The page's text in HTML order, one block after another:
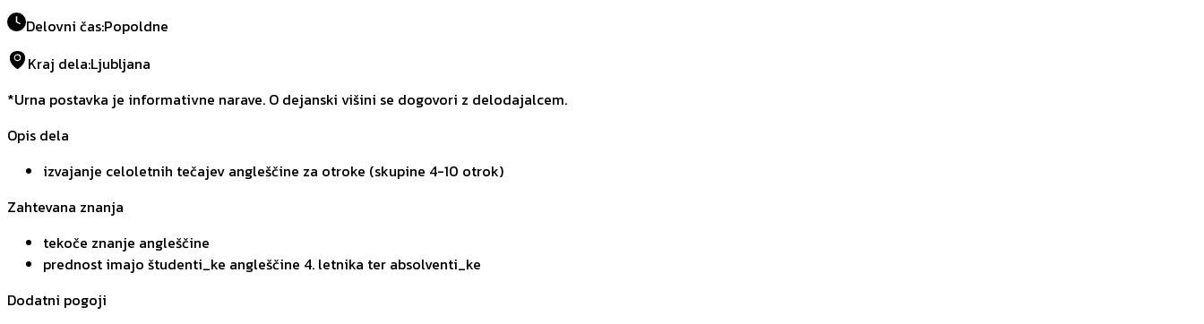
Delovni čas:Popoldne
Kraj dela:Ljubljana
*Urna postavka je informativne narave. O dejanski višini se dogovori z delodajalcem.
Opis dela
izvajanje celoletnih tečajev angleščine za otroke (skupine 4-10 otrok)
Zahtevana znanja
tekoče znanje angleščine
prednost imajo študenti_ke angleščine 4. letnika ter absolventi_ke
Dodatni pogoji